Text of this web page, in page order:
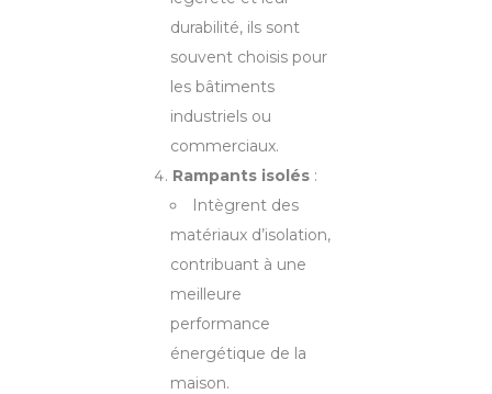
durabilité, ils sont
souvent choisis pour
les bâtiments
industriels ou
commerciaux.
Rampants isolés :
Intègrent des
matériaux d’isolation,
contribuant à une
meilleure
performance
énergétique de la
maison.